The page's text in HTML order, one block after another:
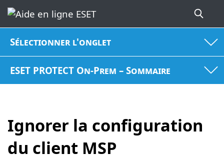
Sélectionner l'onglet
ESET PROTECT On-Prem – Sommaire
Ignorer la configuration
du client MSP